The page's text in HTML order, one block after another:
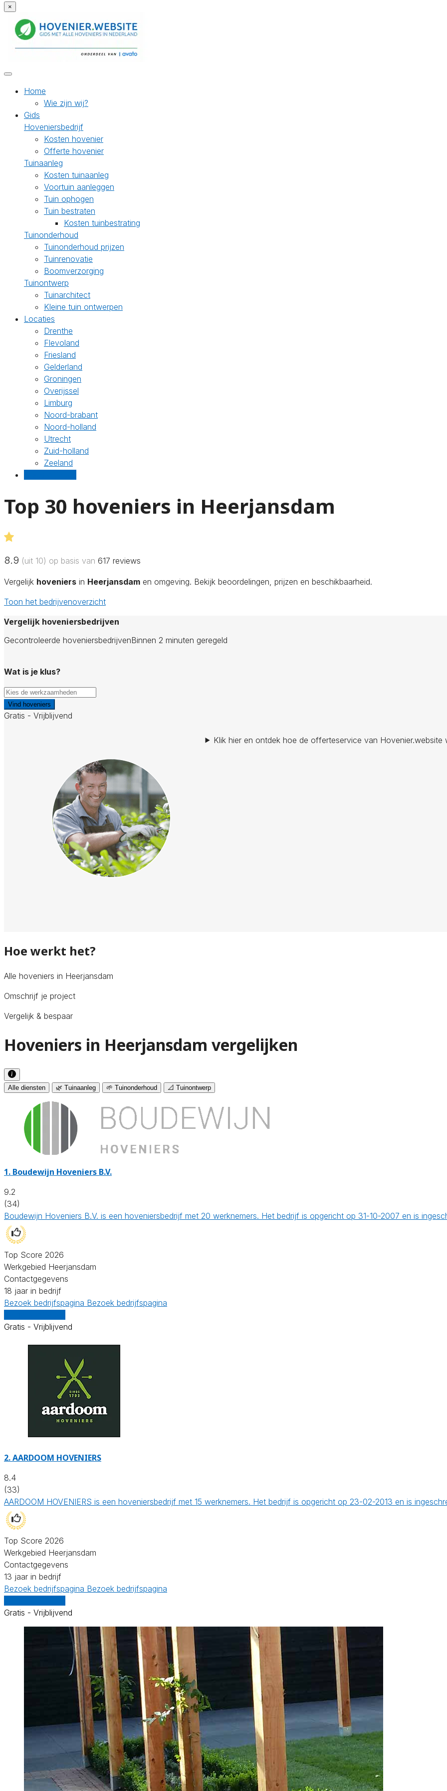
×
Home
Wie zijn wij?
Gids
Hoveniersbedrijf
Kosten hovenier
Offerte hovenier
Tuinaanleg
Kosten tuinaanleg
Voortuin aanleggen
Tuin ophogen
Tuin bestraten
Kosten tuinbestrating
Tuinonderhoud
Tuinonderhoud prijzen
Tuinrenovatie
Boomverzorging
Tuinontwerp
Tuinarchitect
Kleine tuin ontwerpen
Locaties
Drenthe
Flevoland
Friesland
Gelderland
Groningen
Overijssel
Limburg
Noord-brabant
Noord-holland
Utrecht
Zuid-holland
Zeeland
Top 30 hoveniers in Heerjansdam
8.9 (uit 10) op basis van 617 reviews
Vergelijk hoveniers in Heerjansdam en omgeving. Bekijk beoordelingen, prijzen en beschikbaarheid.
Toon het bedrijvenoverzicht
Vergelijk hoveniersbedrijven
Gecontroleerde hoveniersbedrijvenBinnen 2 minuten geregeld
Wat is je klus?
Vind hoveniers
Gratis - Vrijblijvend
Klik hier en ontdek hoe de offerteservice van Hovenier.website
Hoe werkt het?
Alle hoveniers in Heerjansdam
Omschrijf je project
Vergelijk & bespaar
Hoveniers in Heerjansdam vergelijken
Alle diensten 🌿 Tuinaanleg 🌱 Tuinonderhoud 📐 Tuinontwerp
1. Boudewijn Hoveniers B.V.
9.2
(34)
Boudewijn Hoveniers B.V. is een hoveniersbedrijf met 20 werknemers. Het bedrijf is opgericht op 31-10-2007 en is
Top Score 2026
Werkgebied Heerjansdam
Contactgegevens
18 jaar in bedrijf
Bezoek bedrijfspagina Bezoek bedrijfspagina
Gratis - Vrijblijvend
2.AARDOOM HOVENIERS
8.4
(33)
AARDOOM HOVENIERS is een hoveniersbedrijf met 15 werknemers. Het bedrijf is opgericht op 23-02-2013 en is
Top Score 2026
Werkgebied Heerjansdam
Contactgegevens
13 jaar in bedrijf
Bezoek bedrijfspagina Bezoek bedrijfspagina
Gratis - Vrijblijvend